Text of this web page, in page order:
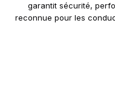
garantit sécurité,
reconnue pour les